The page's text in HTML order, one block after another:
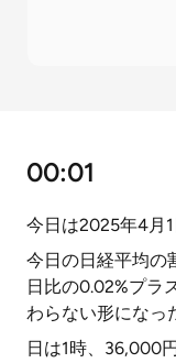
00:01
今日は2025年4月1
今日の日経平均の
日比の0.02%プラ
わらない形になっ
日は1時、36,000